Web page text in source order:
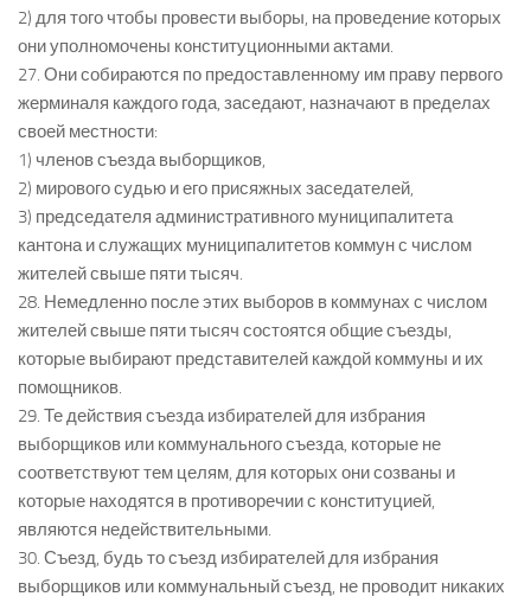
2) для того чтобы провести выборы, на проведение которых
они уполномочены конституционными актами.
27. Они собираются по предоставленному им праву первого
жерминаля каждого года, заседают, назначают в пределах
своей местности:
1) членов съезда выборщиков,
2) мирового судью и его присяжных заседателей,
3) председателя административного муниципалитета
кантона и служащих муниципалитетов коммун с числом
жителей свыше пяти тысяч.
28. Немедленно после этих выборов в коммунах с числом
жителей свыше пяти тысяч состоятся общие съезды,
которые выбирают представителей каждой коммуны и их
помощников.
29. Те действия съезда избирателей для избрания
выборщиков или коммунального съезда, которые не
соответствуют тем целям, для которых они созваны и
которые находятся в противоречии с конституцией,
являются недействительными.
30. Съезд, будь то съезд избирателей для избрания
выборщиков или коммунальный съезд, не проводит никаких